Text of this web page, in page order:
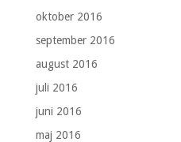
oktober 2016
september 2016
august 2016
juli 2016
juni 2016
maj 2016